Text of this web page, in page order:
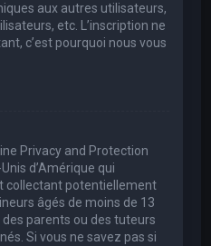
aux autres utilisateurs,
etc. L’inscription ne
c’est pourquoi nous vous
Privacy and Protection
d’Amérique qui
collectant potentiellement
âgés de moins de 13
parents ou des tuteurs
Si vous ne savez pas si